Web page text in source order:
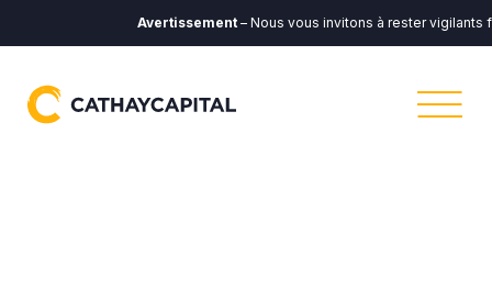
Avertissement– Nous vous invitons à rester vigilants